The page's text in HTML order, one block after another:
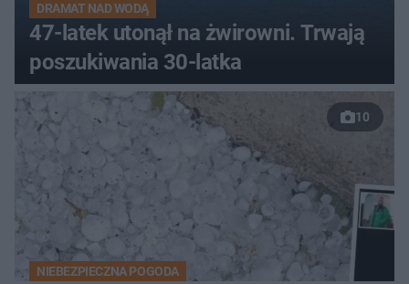
DRAMAT NAD WODĄ
47-latek utonął na żwirowni. Trwają
poszukiwania 30-latka
10
NIEBEZPIECZNA POGODA